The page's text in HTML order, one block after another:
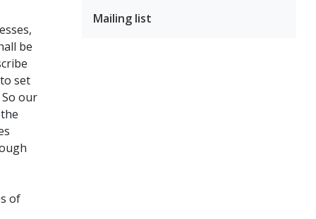
be
set
our
of
Mailing list